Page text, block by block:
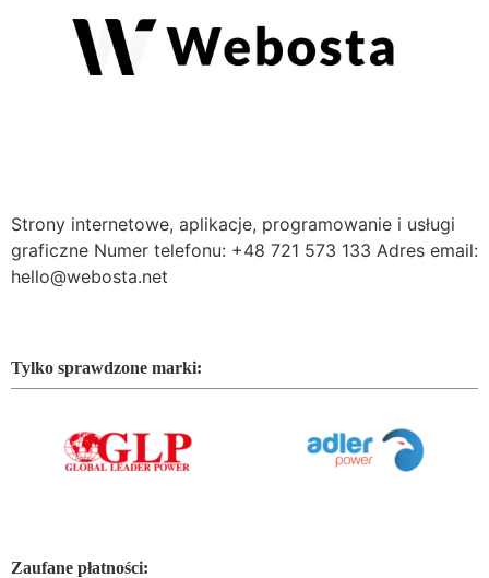
Strony internetowe, aplikacje, programowanie i usługi
graficzne Numer telefonu: +48 721 573 133 Adres email:
hello@webosta.net
Tylko sprawdzone marki:
Zaufane płatności: